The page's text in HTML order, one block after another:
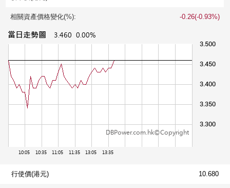
相關資產價格變化(%): -0.26(-0.93%)
行使價(港元) 10.680